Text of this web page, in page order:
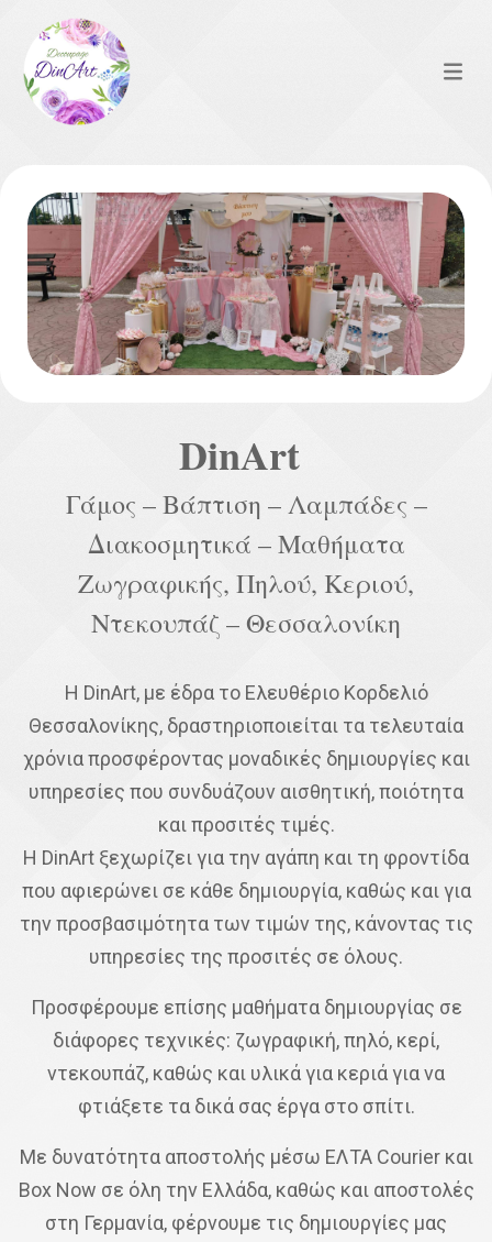
DinArt
Γάμος – Βάπτιση – Λαμπάδες –
Διακοσμητικά – Μαθήματα
Ζωγραφικής, Πηλού, Κεριού,
Ντεκουπάζ – Θεσσαλονίκη
Η DinArt, με έδρα το Ελευθέριο Κορδελιό
Θεσσαλονίκης, δραστηριοποιείται τα τελευταία
χρόνια προσφέροντας μοναδικές δημιουργίες και
υπηρεσίες που συνδυάζουν αισθητική, ποιότητα
και προσιτές τιμές.
Η DinArt ξεχωρίζει για την αγάπη και τη φροντίδα
που αφιερώνει σε κάθε δημιουργία, καθώς και για
την προσβασιμότητα των τιμών της, κάνοντας τις
υπηρεσίες της προσιτές σε όλους.
Προσφέρουμε επίσης μαθήματα δημιουργίας σε
διάφορες τεχνικές: ζωγραφική, πηλό, κερί,
ντεκουπάζ, καθώς και υλικά για κεριά για να
φτιάξετε τα δικά σας έργα στο σπίτι.
Με δυνατότητα αποστολής μέσω ΕΛΤΑ Courier και
Box Now σε όλη την Ελλάδα, καθώς και αποστολές
στη Γερμανία, φέρνουμε τις δημιουργίες μας